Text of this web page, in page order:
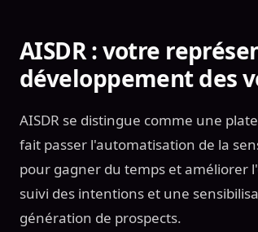
AISDR : votre
développement des
AISDR se distingue comme une
fait passer l'automatisation de la
pour gagner du temps et améliorer
suivi des intentions et une
génération de prospects.